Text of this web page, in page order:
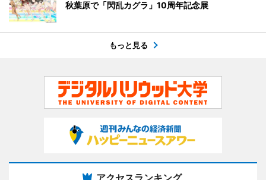
秋葉原で「閃乱カグラ」10周年記念展
もっと見る
アクセスランキング